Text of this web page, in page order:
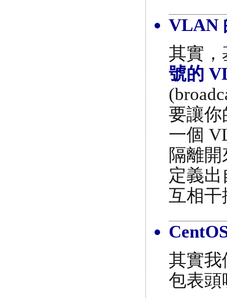
VLAN
其實，
號的
要讓
一個
隔離
定義
互相干
其實
包表頭